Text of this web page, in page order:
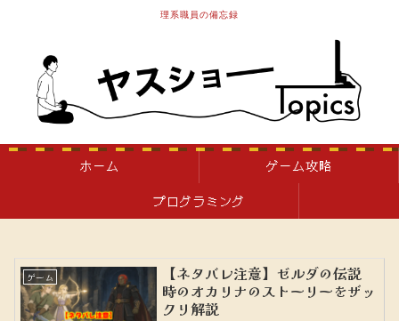
理系職員の備忘録
ホーム
ゲーム攻略
プログラミング
ゲーム
【ネタバレ注意】ゼルダの伝説
時のオカリナのストーリーをザッ
クリ解説